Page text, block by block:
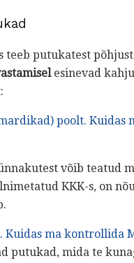
teeb putukatest
esinevad
poolt. Kuidas
võib teatud
KKK-s, on
Kuidas ma kontrollida
putukad, mida te